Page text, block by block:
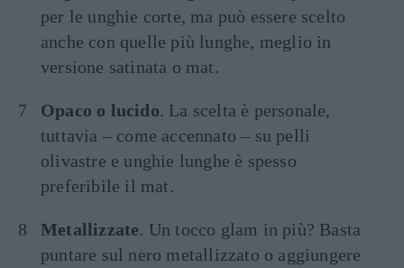
per le unghie corte, ma può essere scelto
anche con quelle più lunghe, meglio in
versione satinata o mat.
Opaco o lucido. La scelta è personale,
tuttavia – come accennato – su pelli
olivastre e unghie lunghe è spesso
preferibile il mat.
Metallizzate. Un tocco glam in più? Basta
puntare sul nero metallizzato o aggiungere